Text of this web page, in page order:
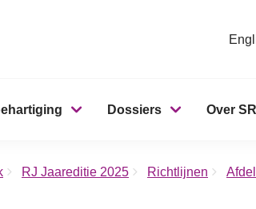
Dossiers Over
RJ Jaareditie 2025 Richtlijnen